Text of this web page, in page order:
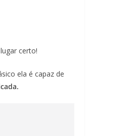
certo!
ela é capaz de